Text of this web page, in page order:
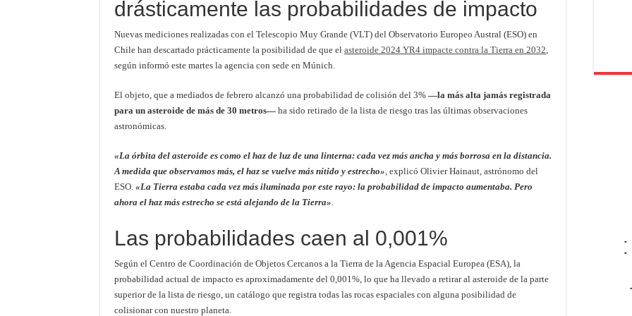
drásticamente las probabilidades de impacto
Nuevas mediciones realizadas con el Telescopio Muy Grande (VLT) del Observatorio Europeo Austral (ESO) en
Chile han descartado prácticamente la posibilidad de que el asteroide 2024 YR4 impacte contra la Tierra en 2032
según informó este martes la agencia con sede en Múnich.
El objeto, que a mediados de febrero alcanzó una probabilidad de colisión del 3% —la más alta jamás registrada
para un asteroide de más de 30 metros— ha sido retirado de la lista de riesgo tras las últimas observaciones
astronómicas.
«La órbita del asteroide es como el haz de luz de una linterna: cada vez más ancha y más borrosa en la distancia.
A medida que observamos más, el haz se vuelve más nítido y estrecho» , explicó Olivier Hainaut, astrónomo del
ESO. «La Tierra estaba cada vez más iluminada por este rayo: la probabilidad de impacto aumentaba. Pero
ahora el haz más estrecho se está alejando de la Tierra»
Las probabilidades caen al 0,001%
Según el Centro de Coordinación de Objetos Cercanos a la Tierra de la Agencia Espacial Europea (ESA), la
probabilidad actual de impacto es aproximadamente del 0,001%, lo que ha llevado a retirar al asteroide de la parte
superior de la lista de riesgo, un catálogo que registra todas las rocas espaciales con alguna posibilidad de
colisionar con nuestro planeta.
-
-
-